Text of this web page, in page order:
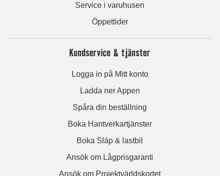
Service i varuhusen
Öppettider
Kundservice & tjänster
Logga in på Mitt konto
Ladda ner Appen
Spåra din beställning
Boka Hantverkartjänster
Boka Släp & lastbil
Ansök om Lågprisgaranti
Ansök om Projektvärldskortet